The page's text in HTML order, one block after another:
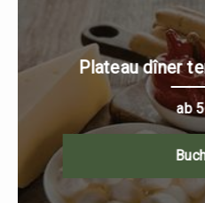
Plateau dîner
ab